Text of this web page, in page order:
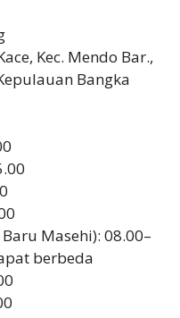
Kec. Mendo Bar.,
Bangka
Masehi): 08.00–
berbeda